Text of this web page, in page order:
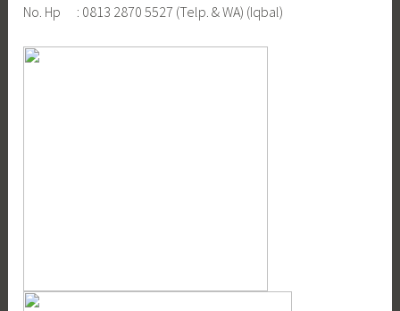
No. Hp : 0813 2870 5527 (Telp. & WA) (Iqbal)